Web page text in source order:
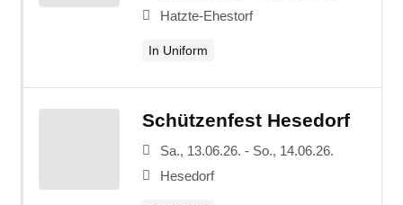
Hatzte-Ehestorf
In Uniform
Schützenfest Hesedorf
Sa., 13.06.26. - So., 14.06.26.
Hesedorf